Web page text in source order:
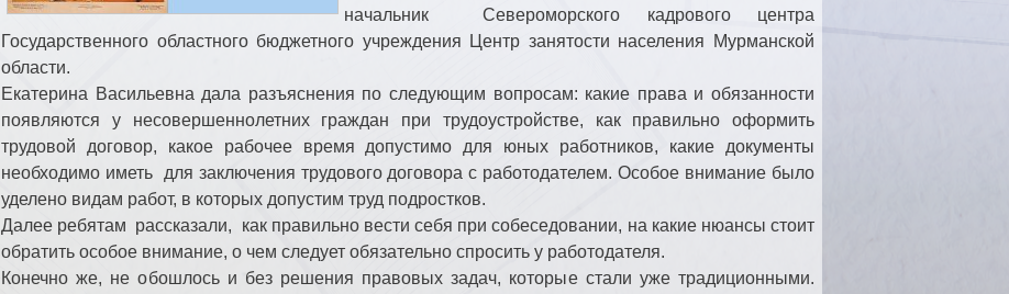
начальник Североморского кадрового центра
Государственного областного бюджетного учреждения Центр занятости населения Мурманской
области.
Екатерина Васильевна дала разъяснения по следующим вопросам: какие права и обязанности
появляются у несовершеннолетних граждан при трудоустройстве, как правильно оформить
трудовой договор, какое рабочее время допустимо для юных работников, какие документы
необходимо иметь для заключения трудового договора с работодателем. Особое внимание было
уделено видам работ, в которых допустим труд подростков.
Далее ребятам рассказали, как правильно вести себя при собеседовании, на какие нюансы стоит
обратить особое внимание, о чем следует обязательно спросить у работодателя.
Конечно же, не обошлось и без решения правовых задач, которые стали уже традиционными.